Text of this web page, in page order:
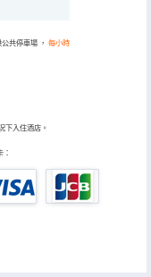
共停車場 ， 每小時
下入住酒店。